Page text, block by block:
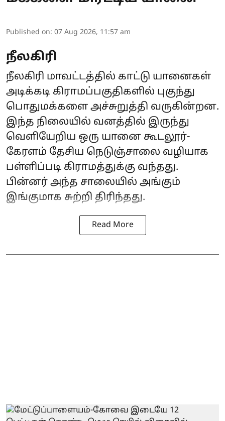
Published on: 07 Aug 2026, 11:57 am
நீலகிரி
நீலகிரி மாவட்டத்தில் காட்டு யானைகள்
அடிக்கடி கிராமப்பகுதிகளில் புகுந்து
பொதுமக்களை அச்சுறுத்தி வருகின்றன.
இந்த நிலையில் வனத்தில் இருந்து
வெளியேறிய ஒரு யானை கூடலூர்-
கேரளம் தேசிய நெடுஞ்சாலை வழியாக
பள்ளிப்படி கிராமத்துக்கு வந்தது.
பின்னர் அந்த சாலையில் அங்கும்
இங்குமாக சுற்றி திரிந்தது.
Read More